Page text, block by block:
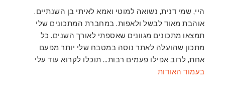
היי, שמי דנית, נשואה למוטי ואמא לאיתי בן השנתיים.
אוהבת מאוד לבשל ולאפות. במחברת המתכונים שלי
תמצאו מתכונים מגוונים שאספתי לאורך השנים. כל
מתכון שהועלה לאתר נוסה במטבח שלי יותר מפעם
אחת, לרוב אפילו פעמים רבות… תוכלו לקרוא עוד עלי
בעמוד האודות